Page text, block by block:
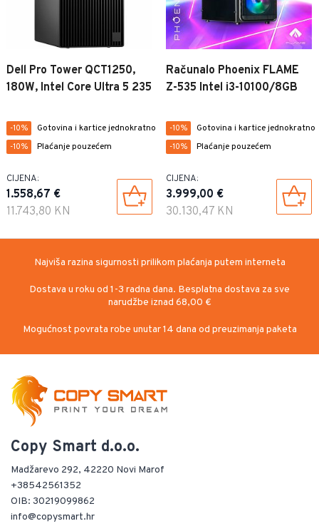
Dell Pro Tower QCT1250,
180W, Intel Core Ultra 5 235
5.0 GHz), 16GB (1x16 GB)
5600MT/s DDR5, M.2
512GB PCIe, Intel
Integrated, DVDRW,
Speaker, DP, HDMI, USB-C,
7xUSB-A, RJ-45,
-10% Gotovina i kartice jednokratno
-10% Plaćanje pouzećem
CIJENA:
11.743,80 KN
1.558,67 €
Računalo Phoenix FLAME
Z-535 Intel i3-10100/8GB
-10% Gotovina i kartice jednokratno
-10% Plaćanje pouzećem
CIJENA:
30.130,47 KN
3.999,00 €
Najviša razina sigurnosti prilikom plaćanja putem interneta
Dostava u roku od 1-3 radna dana. Besplatna dostava za sve
narudžbe iznad 68,00 €
Mogućnost povrata robe unutar 14 dana od preuzimanja paketa
Copy Smart d.o.o.
Madžarevo 292, 42220 Novi Marof
+38542561352
OIB: 30219099862
info@copysmart.hr